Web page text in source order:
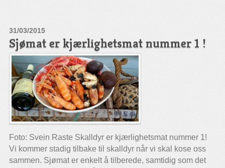
31/03/2015
Sjømat er kjærlighetsmat nummer 1 !
Foto: Svein Raste Skalldyr er kjærlighetsmat nummer 1!
Vi kommer stadig tilbake til skalldyr når vi skal kose oss
sammen. Sjømat er enkelt å tilberede, samtidig som det